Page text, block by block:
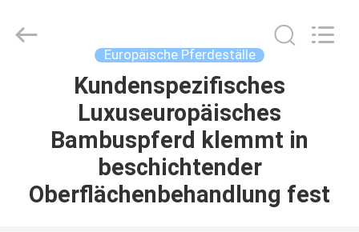
PRODUKTE
ÜBER
Europäische Pferdeställe
Kundenspezifisches
Luxuseuropäisches
Bambuspferd klemmt in
beschichtender
Oberflächenbehandlung fest